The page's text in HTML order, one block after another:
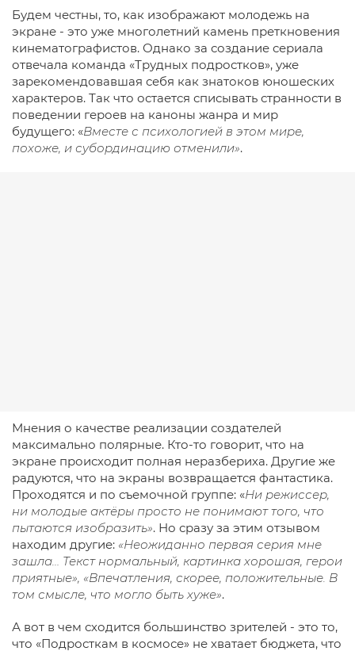
Будем честны, то, как изображают молодежь на
экране - это уже многолетний камень преткновения
кинематографистов. Однако за создание сериала
отвечала команда «Трудных подростков», уже
зарекомендовавшая себя как знатоков юношеских
характеров. Так что остается списывать странности в
поведении героев на каноны жанра и мир
будущего: «Вместе с психологией в этом мире,
похоже, и субординацию отменили».
Мнения о качестве реализации создателей
максимально полярные. Кто-то говорит, что на
экране происходит полная неразбериха. Другие же
радуются, что на экраны возвращается фантастика.
Проходятся и по съемочной группе: «Ни режиссер,
ни молодые актёры просто не понимают того, что
пытаются изобразить». Но сразу за этим отзывом
находим другие: «Неожиданно первая серия мне
зашла… Текст нормальный, картинка хорошая, герои
приятные», «Впечатления, скорее, положительные. В
том смысле, что могло быть хуже».
А вот в чем сходится большинство зрителей - это то,
что «Подросткам в космосе» не хватает бюджета, что